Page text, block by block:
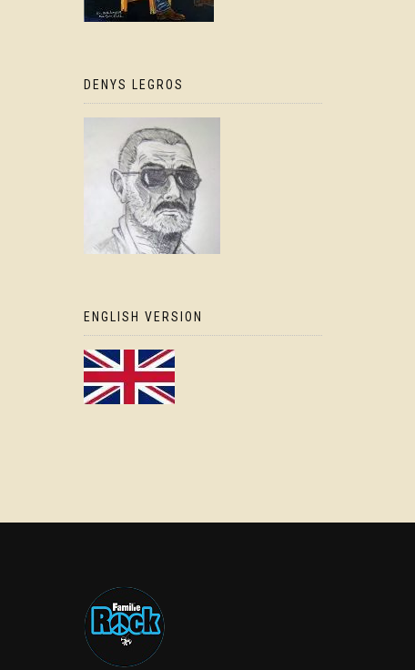
DENYS LEGROS
ENGLISH VERSION